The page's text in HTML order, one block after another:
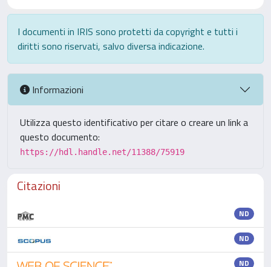
I documenti in IRIS sono protetti da copyright e tutti i
diritti sono riservati, salvo diversa indicazione.
Informazioni
Utilizza questo identificativo per citare o creare un link a
questo documento:
https://hdl.handle.net/11388/75919
Citazioni
ND
ND
ND